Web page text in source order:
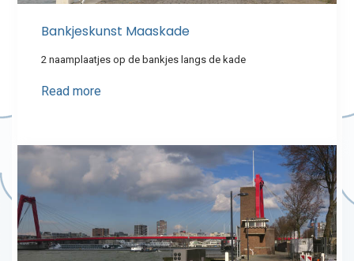
Bankjeskunst Maaskade
2 naamplaatjes op de bankjes langs de kade
Read more